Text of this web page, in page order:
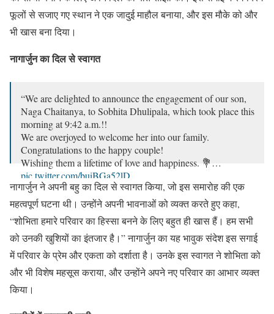
फूलों से सजाए गए स्थान ने एक जादुई माहौल बनाया, और इस मौके को और
भी खास बना दिया।
नागार्जुन का दिल से स्वागत
“We are delighted to announce the engagement of our son,
Naga Chaitanya, to Sobhita Dhulipala, which took place this
morning at 9:42 a.m.!!
We are overjoyed to welcome her into our family.
Congratulations to the happy couple!
Wishing them a lifetime of love and happiness. 💐…
pic.twitter.com/buiBGa52lD
— Nagarjuna Akkineni (@iamnagarjuna)August 8, 2024
नागार्जुन ने अपनी बहु का दिल से स्वागत किया, जो इस समारोह की एक
महत्वपूर्ण घटना थी। उन्होंने अपनी भावनाओं को व्यक्त करते हुए कहा,
“शोभिता हमारे परिवार का हिस्सा बनने के लिए बहुत ही खास हैं। हम सभी
को उनकी खुशियों का इंतजार है।” नागार्जुन का यह भावुक संदेश इस सगाई
में परिवार के प्रेम और एकता को दर्शाता है। उनके इस स्वागत ने शोभिता को
और भी विशेष महसूस कराया, और उन्होंने अपने नए परिवार का आभार व्यक्त
किया।